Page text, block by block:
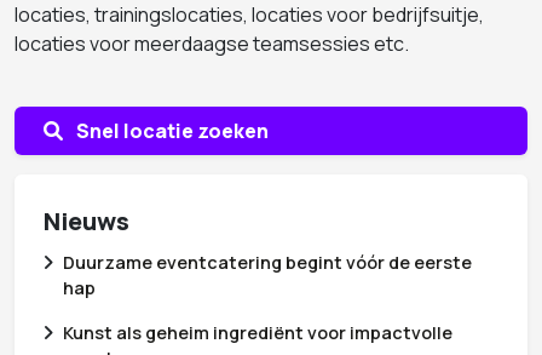
Snel locatie zoeken
Nieuws
Duurzame eventcatering begint vóór de eerste
hap
Kunst als geheim ingrediënt voor impactvolle
locaties, trainingslocaties, locaties voor bedrijfsuitje,
locaties voor meerdaagse teamsessies etc.